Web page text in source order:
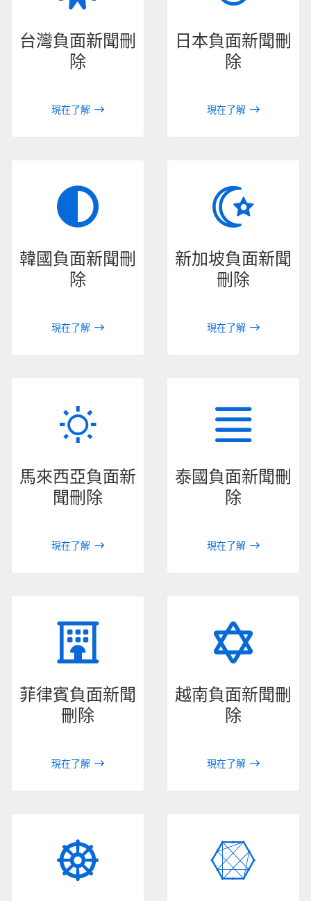
台灣負面新聞刪
除
現在了解
日本負面新聞刪
除
現在了解
韓國負面新聞刪
除
現在了解
新加坡負面新聞
刪除
現在了解
馬來西亞負面新
聞刪除
現在了解
泰國負面新聞刪
除
現在了解
菲律賓負面新聞
刪除
現在了解
越南負面新聞刪
除
現在了解